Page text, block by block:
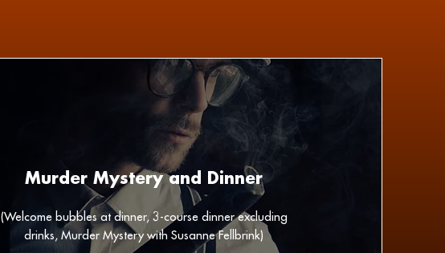
Murder Mystery and Dinner
(Welcome bubbles at dinner, 3-course dinner excluding
drinks, Murder Mystery with Susanne Fellbrink)